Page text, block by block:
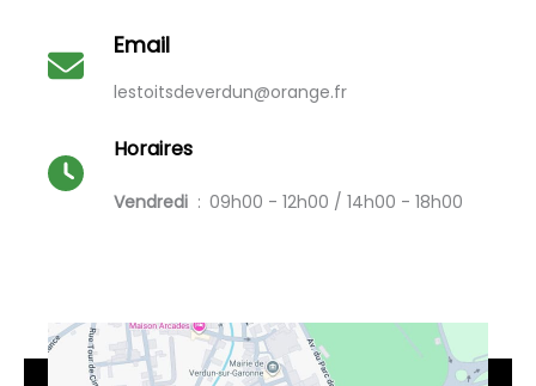
Email
lestoitsdeverdun@orange.fr
Horaires
Vendredi 09h00 - 12h00 / 14h00 - 18h00